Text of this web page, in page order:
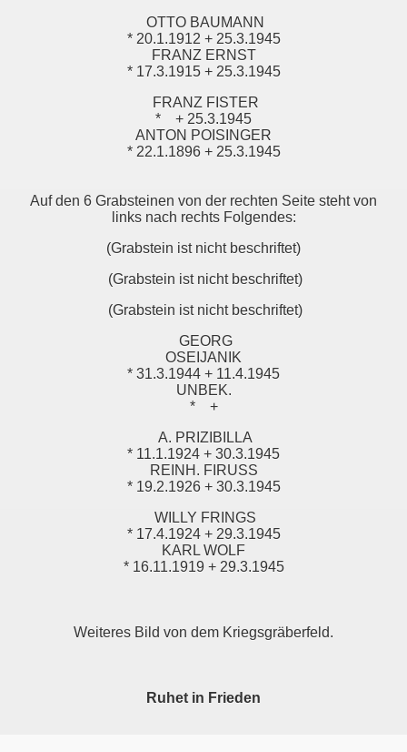
OTTO BAUMANN
* 20.1.1912 + 25.3.1945
FRANZ ERNST
* 17.3.1915 + 25.3.1945
FRANZ FISTER
*
+ 25.3.1945
ANTON POISINGER
* 22.1.1896 + 25.3.1945
Auf den 6 Grabsteinen von der rechten Seite steht von
links nach rechts Folgendes:
(Grabstein ist nicht beschriftet)
(Grabstein ist nicht beschriftet)
(Grabstein ist nicht beschriftet)
GEORG
OSEIJANIK
* 31.3.1944 + 11.4.1945
UNBEK.
* +
A. PRIZIBILLA
* 11.1.1924 + 30.3.1945
REINH. FIRUSS
* 19.2.1926 + 30.3.1945
WILLY FRINGS
* 17.4.1924 + 29.3.1945
KARL WOLF
* 16.11.1919 + 29.3.1945
Weiteres Bild von dem Kriegsgräberfeld.
Ruhet in Frieden